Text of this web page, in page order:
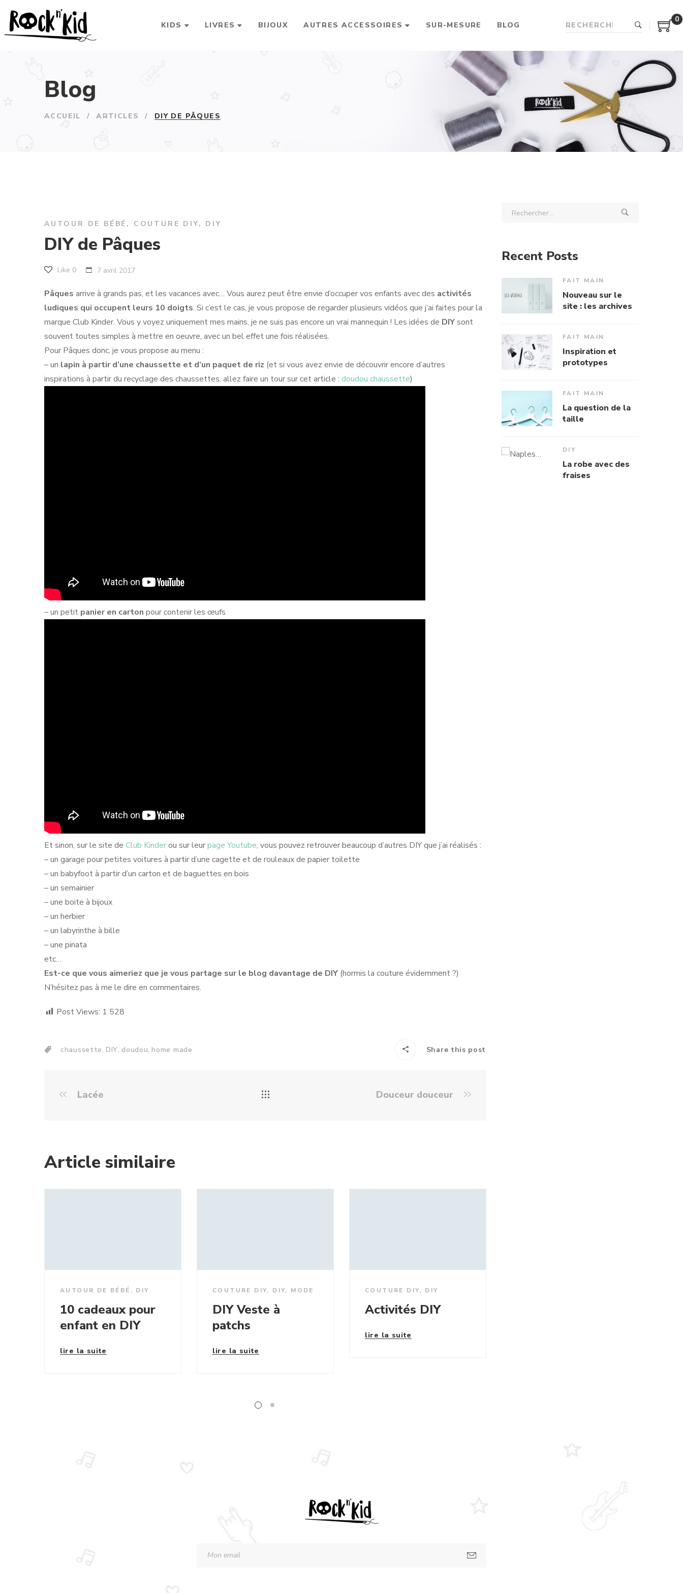
KIDS LIVRES BIJOUX AUTRES ACCESSOIRES SUR-MESURE BLOG
0
Blog
ACCUEIL / ARTICLES / DIY DE PÂQUES
AUTOUR DE BÉBÉ , COUTURE DIY, DIY
DIY de Pâques
Like 0 7 avril 2017
Pâques arrive à grands pas, et les vacances avec… Vous aurez peut être envie d’occuper vos enfants avec des activités
ludiques qui occupent leurs 10 doigts. Si c’est le cas, je vous propose de regarder plusieurs vidéos que j’ai faites pour la
marque Club Kinder. Vous y voyez uniquement mes mains, je ne suis pas encore un vrai mannequin ! Les idées de DIYsont
souvent toutes simples à mettre en oeuvre, avec un bel effet une fois réalisées.
Pour Pâques donc, je vous propose au menu :
– un lapin à partir d’une chaussette et d’un paquet de riz (et si vous avez envie de découvrir encore d’autres
inspirations à partir du recyclage des chaussettes, allez faire un tour sur cet article : doudou chaussette)
– un petit panier en carton pour contenir les œufs
Et sinon, sur le site de Club Kinderou sur leurpage Youtube, vous pouvez retrouver beaucoup d’autres DIY que j’ai réalisés :
– un garage pour petites voitures à partir d’une cagette et de rouleaux de papier toilette
– un babyfoot à partir d’un carton et de baguettes en bois
– un semainier
– une boite à bijoux
– un herbier
– un labyrinthe à bille
– une pinata
etc…
Est-ce que vous aimeriez que je vous partage sur le blog davantage de DIY (hormis la couture évidemment ?)
N’hésitez pas à me le dire en commentaires.
Post Views: 1 528
chaussette, DIY, doudou,home made Share this post
Lacée Douceur douceur
Article similaire
AUTOUR DE BÉBÉ , DIY
10 cadeaux pour
enfant en DIY
lire la suite
COUTURE DIY, DIY, MODE
DIY Veste à
patchs
lire la suite
COUTURE DIY, DIY
Activités DIY
lire la suite
Recent Posts
FAIT MAIN
Nouveau sur le
site : les archives
FAIT MAIN
Inspiration et
prototypes
FAIT MAIN
La question de la
taille
DIY
La robe avec des
fraises